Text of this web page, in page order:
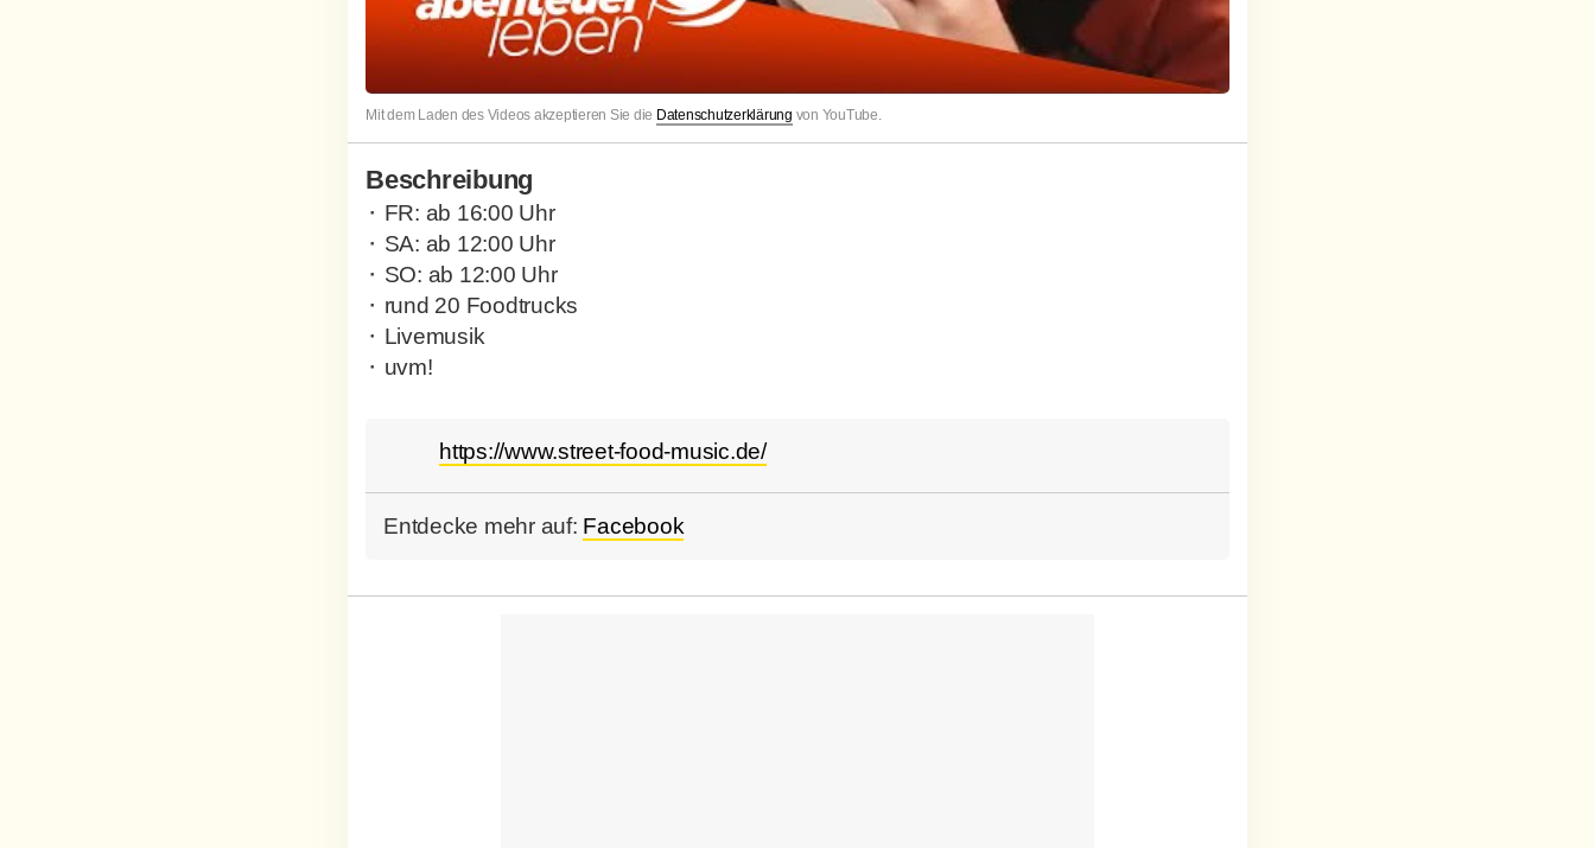
Mit dem Laden des Videos akzeptieren Sie die Datenschutzerklärung von YouTube.
Beschreibung
⬝ FR: ab 16:00 Uhr
⬝ SA: ab 12:00 Uhr
⬝ SO: ab 12:00 Uhr
⬝ rund 20 Foodtrucks
⬝ Livemusik
⬝ uvm!
https://www.street-food-music.de/
Entdecke mehr auf: Facebook